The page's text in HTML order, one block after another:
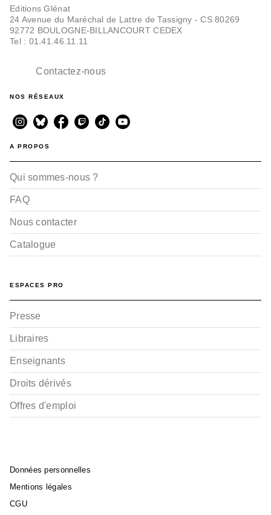
Editions Glénat
24 Avenue du Maréchal de Lattre de Tassigny - CS 80269
92772 BOULOGNE-BILLANCOURT CEDEX
Tel : 01.41.46.11.11
Contactez-nous
NOS RÉSEAUX
A PROPOS
Qui sommes-nous ?
FAQ
Nous contacter
Catalogue
ESPACES PRO
Presse
Libraires
Enseignants
Droits dérivés
Offres d'emploi
Données personnelles
Mentions légales
CGU